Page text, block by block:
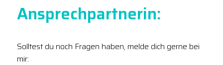
Ansprechpartnerin:
Solltest du noch Fragen haben, melde dich gerne bei
mir: